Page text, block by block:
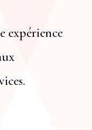
expérience